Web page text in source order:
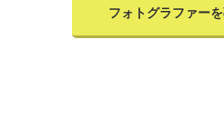
フォトグラファー